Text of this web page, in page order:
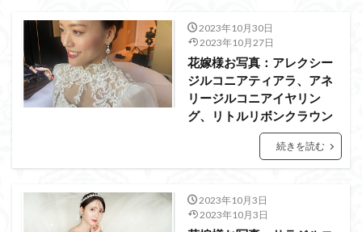
2023年10月30日
2023年10月27日
花嫁様お写真：アレクシー
ジルコニアティアラ、アネ
リージルコニアイヤリン
グ、リトルリボンクラウン
続きを読む
2023年10月3日
2023年10月3日